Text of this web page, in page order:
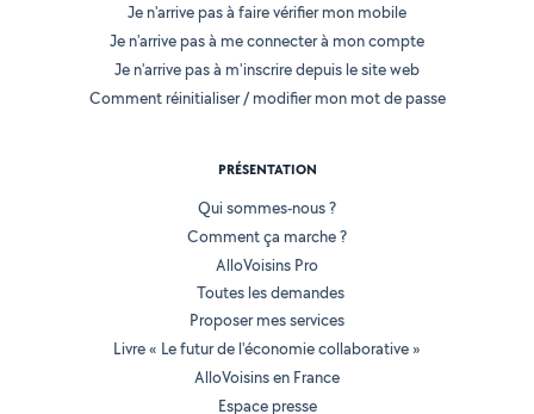
Je n'arrive pas à faire vérifier mon mobile
Je n'arrive pas à me connecter à mon compte
Je n'arrive pas à m'inscrire depuis le site web
Comment réinitialiser / modifier mon mot de passe
PRÉSENTATION
Qui sommes-nous ?
Comment ça marche ?
AlloVoisins Pro
Toutes les demandes
Proposer mes services
Livre « Le futur de l'économie collaborative »
AlloVoisins en France
Espace presse